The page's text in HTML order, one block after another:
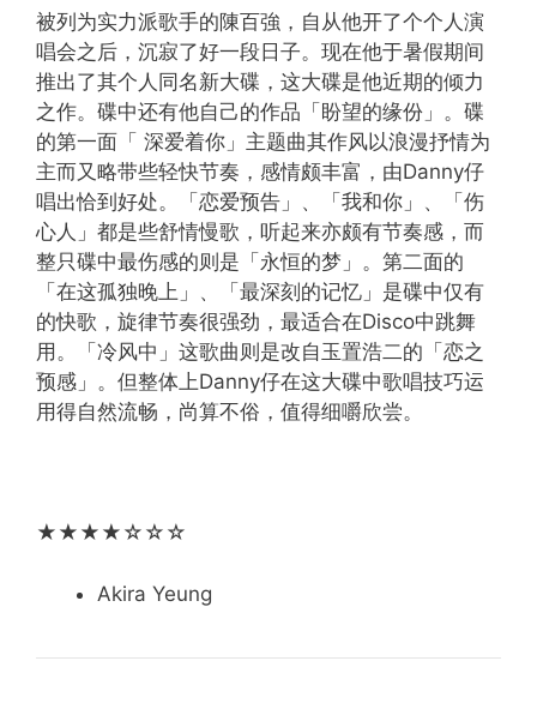
被列为实力派歌手的陳百強，自从他开了个个人演
唱会之后，沉寂了好一段日子。现在他于暑假期间
推出了其个人同名新大碟，这大碟是他近期的倾力
之作。碟中还有他自己的作品「盼望的缘份」。碟
的第一面「 深爱着你」主题曲其作风以浪漫抒情为
主而又略带些轻快节奏，感情颇丰富，由Danny仔
唱出恰到好处。「恋爱预告」、「我和你」、「伤
心人」都是些舒情慢歌，听起来亦颇有节奏感，而
整只碟中最伤感的则是「永恒的梦」。第二面的
「在这孤独晚上」、「最深刻的记忆」是碟中仅有
的快歌，旋律节奏很强劲，最适合在Disco中跳舞
用。「冷风中」这歌曲则是改自玉置浩二的「恋之
预感」。但整体上Danny仔在这大碟中歌唱技巧运
用得自然流畅，尚算不俗，值得细嚼欣尝。
★★★★☆☆☆
Akira Yeung